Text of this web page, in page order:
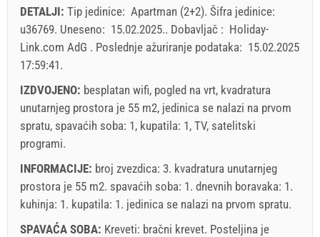
DETALJI: Tip jedinice: Apartman (2+2). Šifra jedinice:
u36769. Uneseno: 15.02.2025.. Dobavljač : Holiday-
Link.com AdG . Poslednje ažuriranje podataka: 15.02.2025
17:59:41.
IZDVOJENO: besplatan wifi, pogled na vrt, kvadratura
unutarnjeg prostora je 55 m2, jedinica se nalazi na prvom
spratu, spavaćih soba: 1, kupatila: 1, TV, satelitski
programi.
INFORMACIJE: broj zvezdica: 3. kvadratura unutarnjeg
prostora je 55 m2. spavaćih soba: 1. dnevnih boravaka: 1.
kuhinja: 1. kupatila: 1. jedinica se nalazi na prvom spratu.
SPAVAĆA SOBA: Kreveti: bračni krevet. Posteljina je